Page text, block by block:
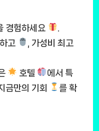
경험하세요
고
, 가성비 최고
호텔
에서 특
금만의 기회
를 확